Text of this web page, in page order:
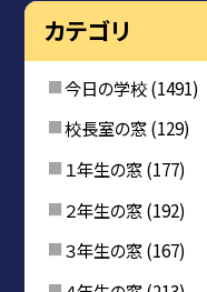
カテゴリ
今日の学校(1491)
校長室の窓(129)
１年生の窓(177)
２年生の窓(192)
３年生の窓(167)